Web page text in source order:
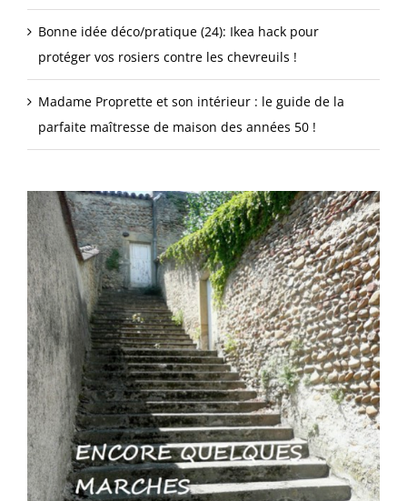
Bonne idée déco/pratique (24): Ikea hack pour
protéger vos rosiers contre les chevreuils !
Madame Proprette et son intérieur : le guide de la
parfaite maîtresse de maison des années 50 !